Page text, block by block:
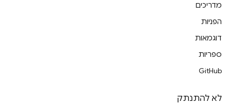
מדריכים
הפניות
דוגמאות
ספריות
GitHub
לא להתנתק